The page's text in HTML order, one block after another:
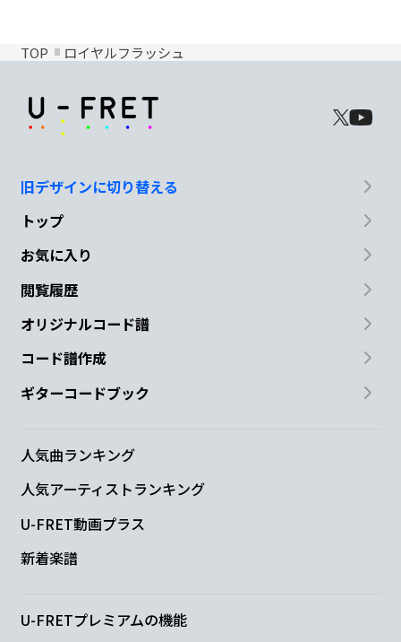
TOP ロイヤルフラッシュ
旧デザインに切り替える
トップ
お気に入り
閲覧履歴
オリジナルコード譜
コード譜作成
ギターコードブック
人気曲ランキング
人気アーティストランキング
U-FRET動画プラス
新着楽譜
U-FRETプレミアムの機能